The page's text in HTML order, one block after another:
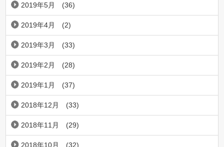
2019年5月 (36)
2019年4月 (2)
2019年3月 (33)
2019年2月 (28)
2019年1月 (37)
2018年12月 (33)
2018年11月 (29)
2018年10月 (32)